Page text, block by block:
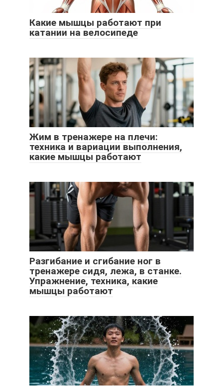
Какие мышцы работают при
катании на велосипеде
Жим в тренажере на плечи:
техника и вариации выполнения,
какие мышцы работают
Разгибание и сгибание ног в
тренажере сидя, лежа, в станке.
Упражнение, техника, какие
мышцы работают